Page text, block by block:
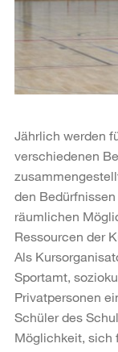
Jährlich werden
verschiedenen
den
räumlichen
Ressourcen der
Als
Sportamt,
Privatpersonen
Schüler des
Möglichkeit, sich